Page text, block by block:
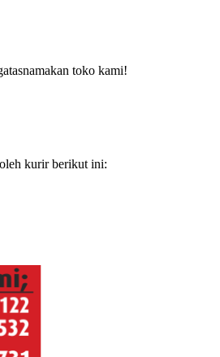
toko kami!
kurir berikut ini: